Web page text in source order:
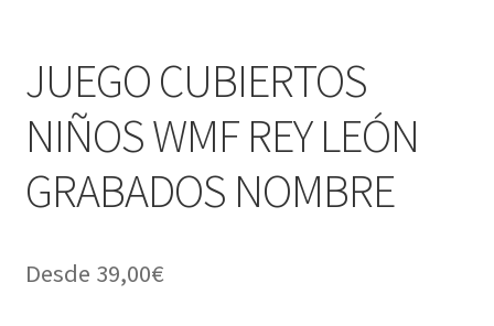
Menaje y servicio de mesa
Decoración, cuadros y espejos
JUEGO CUBIERTOS
NIÑOS WMF REY LEÓN
GRABADOS NOMBRE
Desde 39,00€